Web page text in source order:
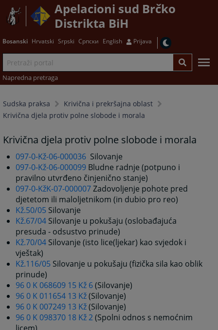
Apelacioni sud Brčko
Distrikta BiH
Bosanski Hrvatski Srpski Српски English Prijava
Napredna pretraga
Sudska praksa
Krivična i prekršajna oblast
Krivična djela protiv polne slobode i morala
Krivična djela protiv polne slobode i morala
097-0-Kž-06-000036Silovanje
097-0-Kž-06-000099Bludne radnje (potpuno i
pravilno utvrđeno činjenično stanje)
097-0-KžK-07-000007Zadovoljenje pohote pred
djetetom ili maloljetnikom (in dubio pro reo)
Kž.50/05Silovanje
Kž.67/04Silovanje u pokušaju (oslobađajuća
presuda - odsustvo prinude)
Kž.70/04Silovanje (isto lice(ljekar) kao svjedok i
vještak)
Kž.116/05Silovanje u pokušaju (fizička sila kao oblik
prinude)
96 0 K 068609 15 Kž 6(Silovanje)
96 0 K 011654 13 Kž(Silovanje)
96 0 K 007249 13 Kž(Silovanje)
96 0 K 098370 18 Kž 2(Spolni odnos s nemoćnim